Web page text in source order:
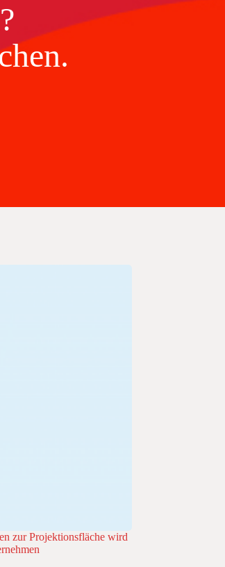
zur Projektionsfläche wird